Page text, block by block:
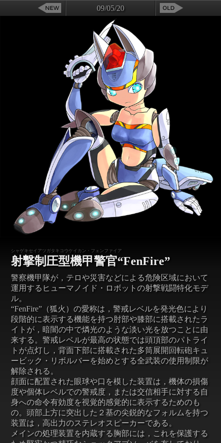
09/05/20
シャゲキセイアツガタキコウケイカン・フェンファイア
射撃制圧型機甲警官“FenFire”
警察機甲隊が，テロや災害などによる危険区域において
運用するヒューマノイド・ロボットの射撃戦闘特化モデ
ル。
“FenFire”（狐火）の愛称は，警戒レベルを発光色により
段階的に表示する機能を持つ肘部や膝部に搭載されたラ
イトが，暗闇の中で燐光のような淡い光を放つことに由
来する。警戒レベルが最高の状態では頭頂部のパトライ
トが点灯し，背面下部に搭載された多筒展開回転砲キュ
ービック・リボルバーを始めとする全武装の使用制限が
解除される。
顔面に配置された眼球や口を模した装置は，機体の損傷
度や個体レベルでの警戒度，または交信相手に対する自
身への命令有効度を視覚的感覚的に表示するためのも
の。頭部上方に突出した２基の尖鋭的なフォルムを持つ
装置は，高出力のステレオスピーカーである。
メインの処理装置を内蔵する胸部には，これを保護する